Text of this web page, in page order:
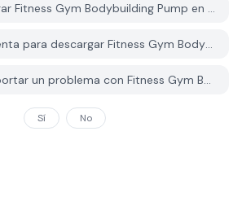
¿Es gratis descargar Fitness Gym Bodybuilding Pump en PGYER APK HUB?
¿Necesito una cuenta para descargar Fitness Gym Bodybuilding Pump desde PGYER APK HUB?
¿Cómo puedo reportar un problema con Fitness Gym Bodybuilding Pump en PGYER APK HUB?
Sí No